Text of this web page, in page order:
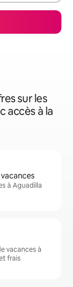
sur les
accès à la
à Aguadilla
vacances à
frais